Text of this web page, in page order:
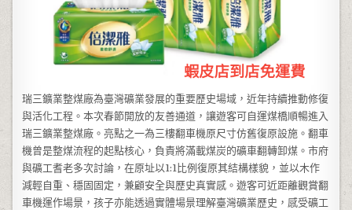
瑞三鑛業整煤廠為臺灣礦業發展的重要歷史場域，近年持續推動修復
與活化工程。本次春節開放的友善通道，讓遊客可自運煤橋順暢進入
瑞三鑛業整煤廠。亮點之一為三樓翻車機原尺寸仿舊復原設施。翻車
機曾是整煤流程的起點核心，負責將滿載煤炭的礦車翻轉卸煤。市府
與礦工耆老多次討論，在原址以1:1比例復原其結構樣貌，並以木作
減輕自重、穩固固定，兼顧安全與歷史真實感。遊客可近距離觀賞翻
車機運作場景，孩子亦能透過實體場景理解臺灣礦業歷史，感受礦工